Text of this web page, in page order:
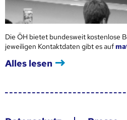
Die ÖH bietet bundesweit kostenlose
jeweiligen Kontaktdaten gibt es auf
Alles lesen